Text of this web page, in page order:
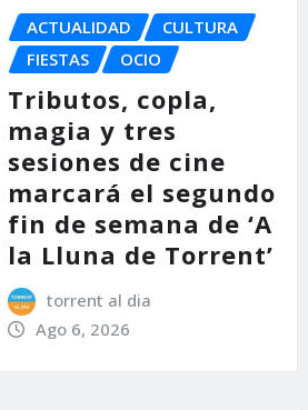
ACTUALIDAD
CULTURA
FIESTAS
OCIO
Tributos, copla,
magia y tres
sesiones de cine
marcará el segundo
fin de semana de ‘A
la Lluna de Torrent’
torrent al dia
Ago 6, 2026